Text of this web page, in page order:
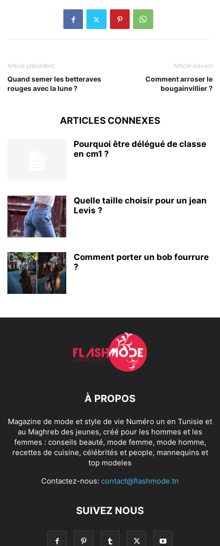
Article précédent
Quand semer les betteraves
rouges avec la lune ?
Article suivant
Comment arroser le
bougainvillier ?
ARTICLES CONNEXES
Pourquoi être délégué de classe
en cm1 ?
Quelle taille choisir pour un jean
Levis ?
Comment porter un bob fourrure
?
À PROPOS
Magazine de mode et style de vie Numéro un en Tunisie et
au Maghreb des jeunes, créé pour les hommes et les
femmes : conseils beauté, mode femme, mode homme,
recettes de cuisine, célébrités et people, mannequins et
top modeles
Contactez-nous: contact@flashmode.tn
SUIVEZ NOUS